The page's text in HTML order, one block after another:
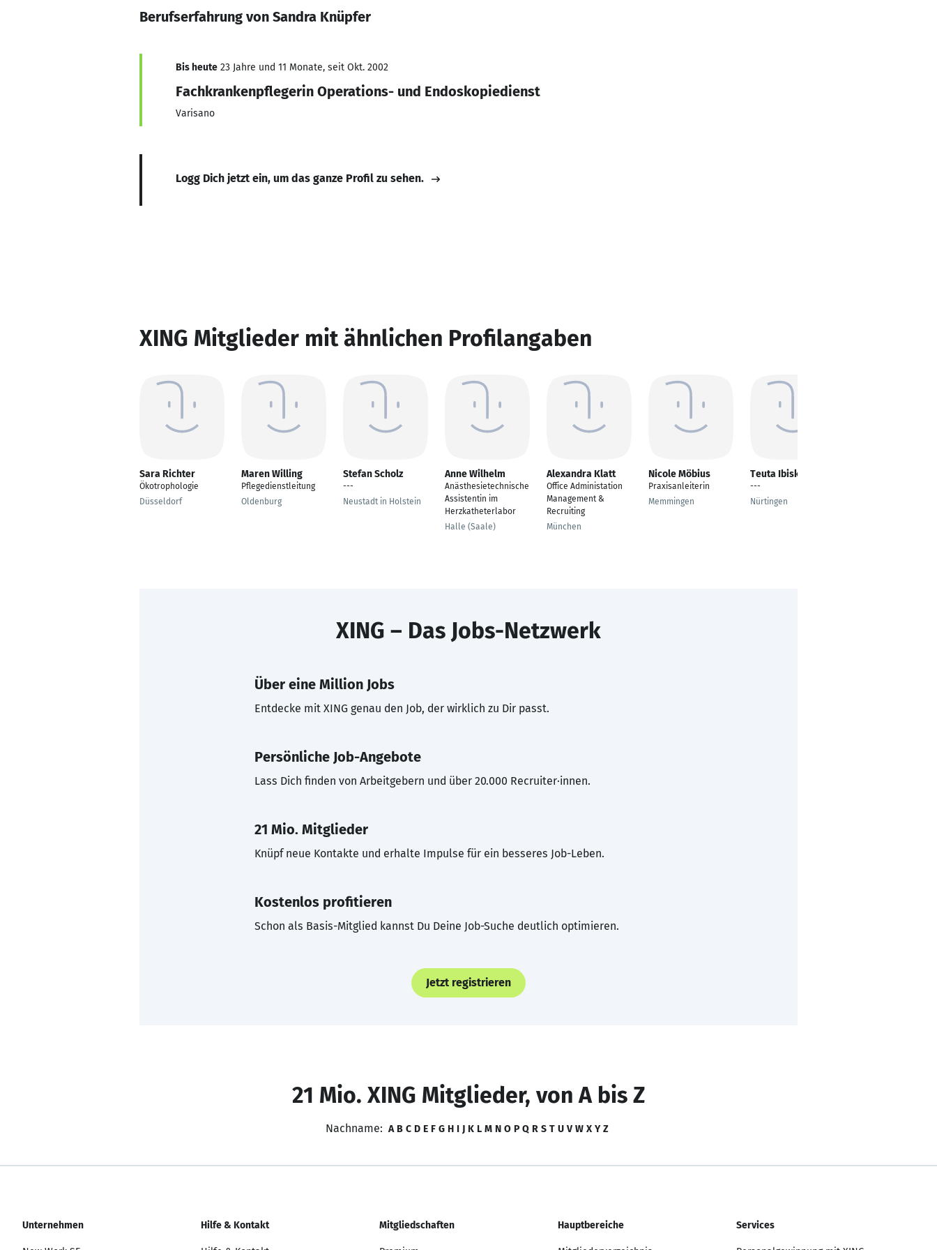
Berufserfahrung von Sandra Knüpfer
Bis heute 23 Jahre und 11 Monate, seit Okt. 2002
Fachkrankenpflegerin Operations- und Endoskopiedienst
Varisano
Logg Dich jetzt ein, um das ganze Profil zu sehen.
XING Mitglieder mit ähnlichen Profilangaben
Sara Richter
Ökotrophologie
Düsseldorf
Maren Willing
Pflegedienstleitung
Oldenburg
Stefan Scholz
---
Neustadt in Holstein
Anne Wilhelm
Anästhesietechnische
Assistentin im
Herzkatheterlabor
Halle (Saale)
Alexandra Klatt
Office Administation
Management &
Recruiting
München
Nicole Möbius
Praxisanleiterin
Memmingen
Teuta Ibiska
---
Nürtingen
XING – Das Jobs-Netzwerk
Über eine Million Jobs
Entdecke mit XING genau den Job, der wirklich zu Dir passt.
Persönliche Job-Angebote
Lass Dich finden von Arbeitgebern und über 20.000 Recruiter·innen.
21 Mio. Mitglieder
Knüpf neue Kontakte und erhalte Impulse für ein besseres Job-Leben.
Kostenlos profitieren
Schon als Basis-Mitglied kannst Du Deine Job-Suche deutlich optimieren.
Jetzt registrieren
21 Mio. XING Mitglieder, von A bis Z
Nachname: A B C D E F G H I J K L M N O P Q R S T U V W X Y Z
Unternehmen Hilfe & Kontakt Mitgliedschaften Hauptbereiche Services